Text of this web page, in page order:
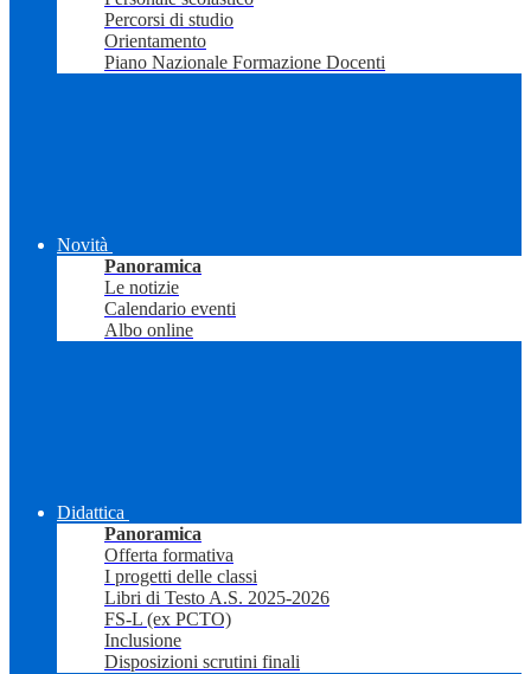
Percorsi di studio
Orientamento
Piano Nazionale Formazione Docenti
Novità
Panoramica
Le notizie
Calendario eventi
Albo online
Didattica
Panoramica
Offerta formativa
I progetti delle classi
Libri di Testo A.S. 2025-2026
FS-L (ex PCTO)
Inclusione
Disposizioni scrutini finali